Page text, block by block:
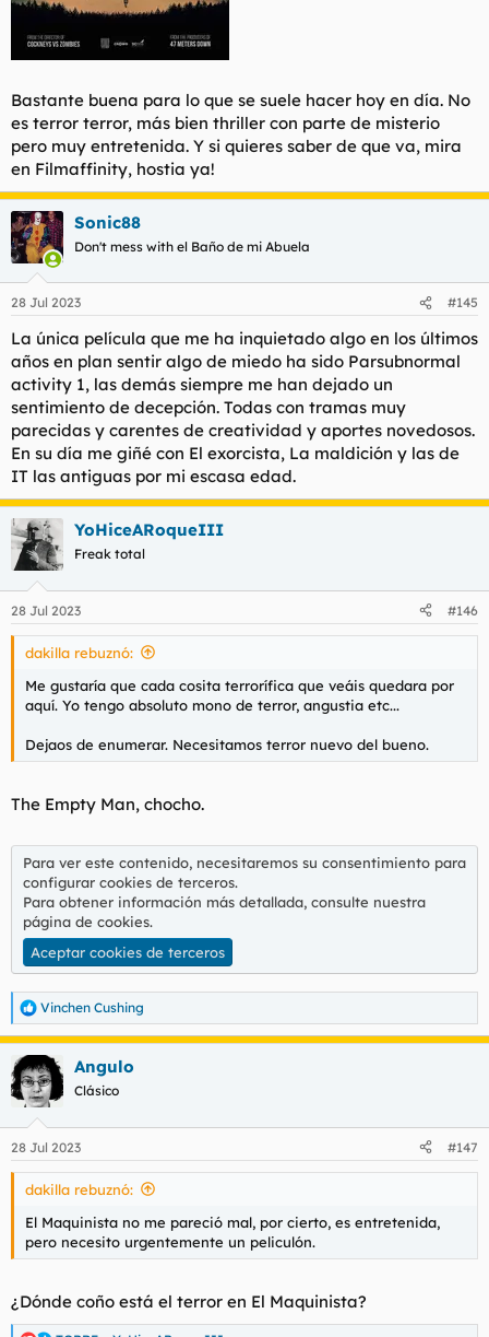
Bastante buena para lo que se suele hacer hoy en día. No
es terror terror, más bien thriller con parte de misterio
pero muy entretenida. Y si quieres saber de que va, mira
en Filmaffinity, hostia ya!
Sonic88
Don't mess with el Baño de mi Abuela
28 Jul 2023 #145
La única película que me ha inquietado algo en los últimos
años en plan sentir algo de miedo ha sido Parsubnormal
activity 1, las demás siempre me han dejado un
sentimiento de decepción. Todas con tramas muy
parecidas y carentes de creatividad y aportes novedosos.
En su día me giñé con El exorcista, La maldición y las de
IT las antiguas por mi escasa edad.
YoHiceARoqueIII
Freak total
28 Jul 2023 #146
dakilla rebuznó:
Me gustaría que cada cosita terrorífica que veáis quedara por
aquí. Yo tengo absoluto mono de terror, angustia etc...
Dejaos de enumerar. Necesitamos terror nuevo del bueno.
The Empty Man, chocho.
Para ver este contenido, necesitaremos su consentimiento para
configurar cookies de terceros.
Para obtener información más detallada, consulte nuestra
página de cookies.
Aceptar cookies de terceros
R
e
c
c
i
e
s
Vinchen Cushing
Angulo
Clásico
28 Jul 2023 #147
dakilla rebuznó:
El Maquinista no me pareció mal, por cierto, es entretenida,
pero necesito urgentemente un peliculón.
¿Dónde coño está el terror en El Maquinista?